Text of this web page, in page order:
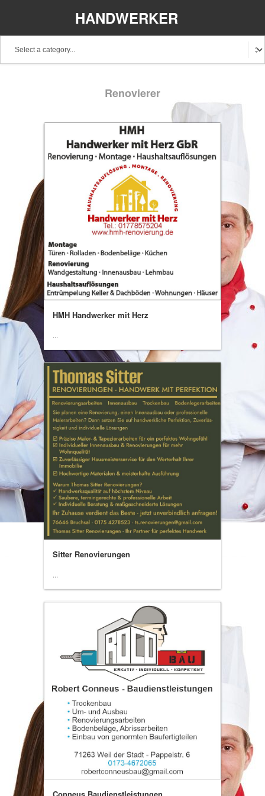
HANDWERKER
Renovierer
HMH Handwerker mit Herz
...
Sitter Renovierungen
...